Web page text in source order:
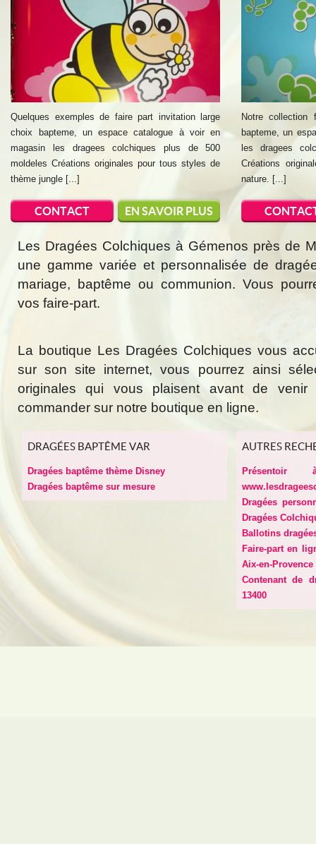
Quelques exemples de faire part invitation large
choix bapteme, un espace catalogue à voir en
magasin les dragees colchiques plus de 500
moldeles Créations originales pour tous styles de
thème jungle [...]
CONTACT EN SAVOIR PLUS
Notre collection
bapteme, un
les dragees
Créations
nature. [...]
Les Dragées Colchiques à Gémenos près de
une gamme variée et personnalisée de
mariage, baptême ou communion. Vous
vos faire-part.
La boutique Les Dragées Colchiques vous
sur son site internet, vous pourrez ainsi
originales qui vous plaisent avant de
commander sur notre boutique en ligne.
DRAGÉES BAPTÊME VAR
Dragées baptême thème Disney
Dragées baptême sur mesure
AUTRES
Présentoir
Dragées
Dragées
Ballotins
Faire-part en
Aix-en-Provence
Contenant de
13400